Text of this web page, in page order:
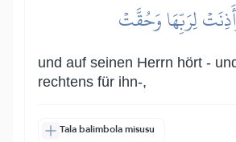
لِرَبِّهَا وَحُقَّتۡ
und auf seinen Herrn hört -
rechtens für ihn-,
Tala balimbola misusu